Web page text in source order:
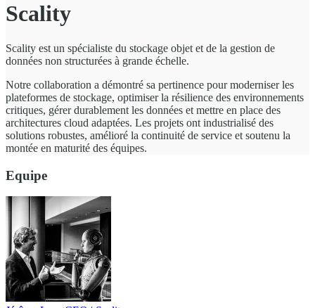
Scality
Scality est un spécialiste du stockage objet et de la gestion de
données non structurées à grande échelle.
Notre collaboration a démontré sa pertinence pour moderniser les
plateformes de stockage, optimiser la résilience des environnements
critiques, gérer durablement les données et mettre en place des
architectures cloud adaptées. Les projets ont industrialisé des
solutions robustes, amélioré la continuité de service et soutenu la
montée en maturité des équipes.
Equipe